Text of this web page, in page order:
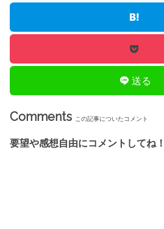
送る
Comments この記事についたコメント
要望や感想自由にコメントしてね！